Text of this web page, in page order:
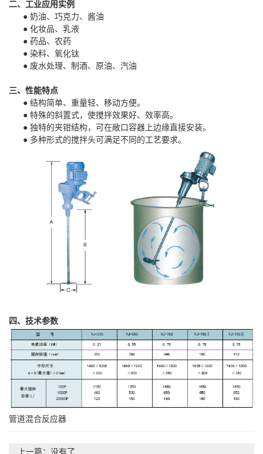
二、工业应用实例
● 奶油、巧克力、酱油
● 化妆品、乳液
● 药品、农药
● 染料、氧化钛
● 废水处理、制酒、原油、汽油
三、性能特点
● 结构简单、重量轻、移动方便。
● 特殊的斜置式，使搅拌效果好、效率高。
● 独特的夹钳结构，可在敞口容器上边缘直接安装。
● 多种形式的搅拌头可满足不同的工艺要求。
四、技术参数
管道混合反应器
上一篇：没有了